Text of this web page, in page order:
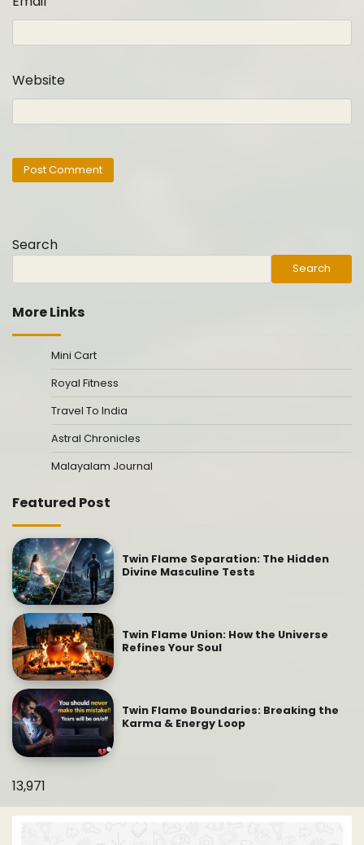
Website
Search
Search
More Links
Mini Cart
Royal Fitness
Travel To India
Astral Chronicles
Malayalam Journal
Featured Post
Twin Flame Separation: The Hidden
Divine Masculine Tests
Twin Flame Union: How the Universe
Refines Your Soul
Twin Flame Boundaries: Breaking the
Karma & Energy Loop
13,971